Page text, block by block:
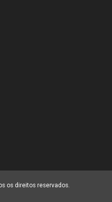
os direitos reservados.